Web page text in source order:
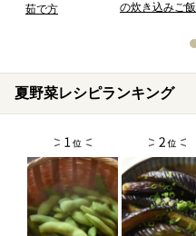
茹で方
の炊き込みご飯
夏野菜レシピランキング